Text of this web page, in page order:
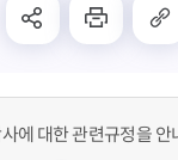
에 대한 관련규정을 안